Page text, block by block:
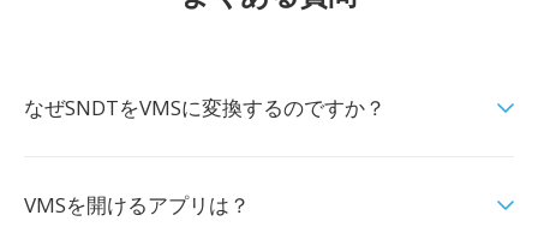
なぜSNDTをVMSに変換するのですか？
VMSを開けるアプリは？